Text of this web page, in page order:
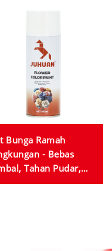
Bunga Ramah
- Bebas
Tahan Pudar,
Dapat